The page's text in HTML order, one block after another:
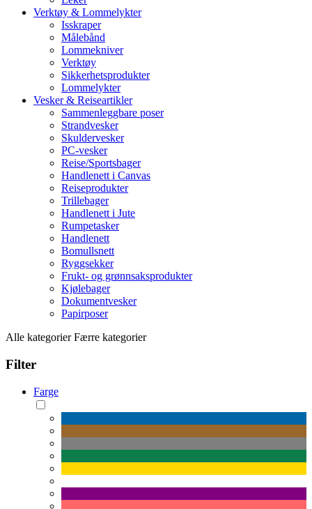
Verktøy & Lommelykter
Isskraper
Målebånd
Lommekniver
Verktøy
Sikkerhetsprodukter
Lommelykter
Vesker & Reiseartikler
Sammenleggbare poser
Strandvesker
Skuldervesker
PC-vesker
Reise/Sportsbager
Handlenett i Canvas
Reiseprodukter
Trillebager
Handlenett i Jute
Rumpetasker
Handlenett
Bomullsnett
Ryggsekker
Frukt- og grønnsaksprodukter
Kjølebager
Dokumentvesker
Papirposer
Alle kategorier Færre kategorier
Filter
Farge